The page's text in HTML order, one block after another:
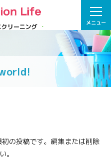
リーニング メニュー
の投稿です。編集または削除
。